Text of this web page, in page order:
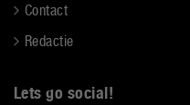
Contact
Redactie
Lets go social!